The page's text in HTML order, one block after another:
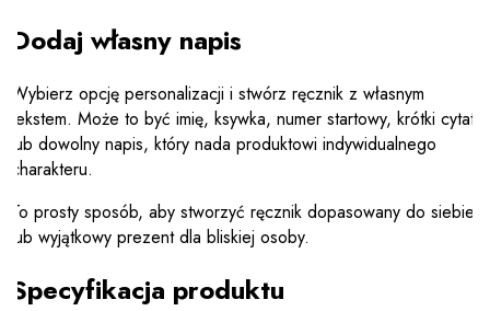
Dodaj własny napis
Wybierz opcję personalizacji i stwórz ręcznik z własnym
tekstem. Może to być imię, ksywka, numer startowy, krótki cytat
lub dowolny napis, który nada produktowi indywidualnego
charakteru.
To prosty sposób, aby stworzyć ręcznik dopasowany do siebie
lub wyjątkowy prezent dla bliskiej osoby.
Specyfikacja produktu